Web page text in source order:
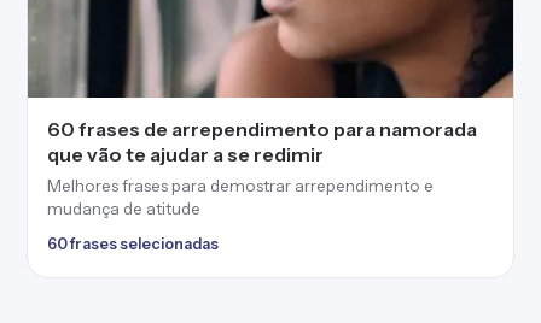
60 frases de arrependimento para namorada
que vão te ajudar a se redimir
Melhores frases para demostrar arrependimento e
mudança de atitude
60 frases selecionadas